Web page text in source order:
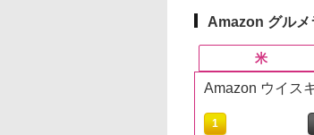
Amazon グルメ
米
1
Amazon ウイス
1